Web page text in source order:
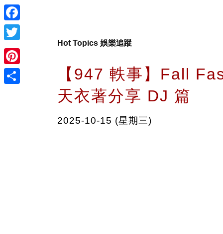
Facebook
Twitter
Pinterest
Hot Topics 娛樂追蹤
【947 軼事】Fall
天衣著分享 DJ 篇
2025-10-15 (星期三)